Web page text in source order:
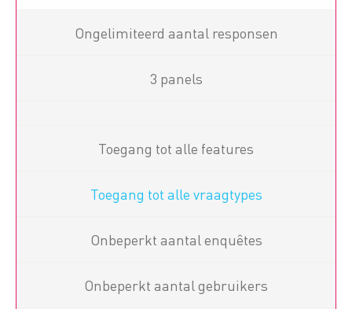
Ongelimiteerd aantal responsen
3 panels
Toegang tot alle features
Toegang tot alle vraagtypes
Onbeperkt aantal enquêtes
Onbeperkt aantal gebruikers